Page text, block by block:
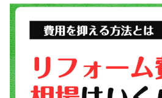
『ヤニねこ』新海誠、水島努
ターが絶賛 過激描写はBPOで
【動画あり】ミスイタリア地
勝し炎上
高市早苗の消費税減税、93%
首相官邸、"映え"を意識した